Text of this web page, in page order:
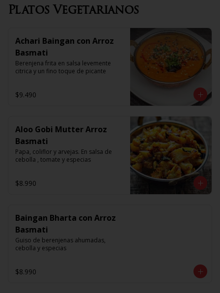
Platos Vegetarianos
Achari Baingan con Arroz
Basmati
Berenjena frita en salsa levemente
citrica y un fino toque de picante
$9.490
Aloo Gobi Mutter Arroz
Basmati
Papa, coliflor y arvejas. En salsa de
cebolla , tomate y especias
$8.990
Baingan Bharta con Arroz
Basmati
Guiso de berenjenas ahumadas,
cebolla y especias
$8.990